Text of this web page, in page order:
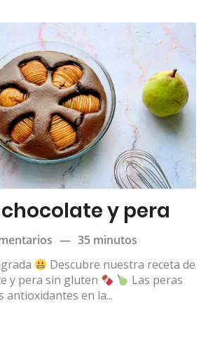
y pera
— 35 minutos
Descubre nuestra receta de
y pera sin gluten
Las peras
antioxidantes en la...